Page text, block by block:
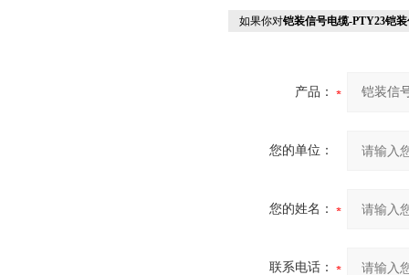
如果你对铠装信号电缆-PTY23铠
产品：
您的单位：
您的姓名：
联系电话：